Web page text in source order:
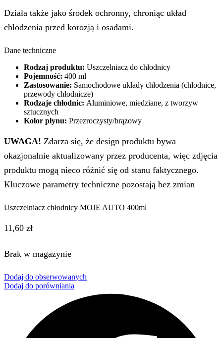
Działa także jako środek ochronny, chroniąc układ
chłodzenia przed korozją i osadami.
Dane techniczne
Rodzaj produktu: Uszczelniacz do chłodnicy
Pojemność: 400 ml
Zastosowanie: Samochodowe układy chłodzenia (chłodnice,
przewody chłodnicze)
Rodzaje chłodnic: Aluminiowe, miedziane, z tworzyw
sztucznych
Kolor płynu: Przezroczysty/brązowy
UWAGA! Zdarza się, że design produktu bywa
okazjonalnie aktualizowany przez producenta, więc zdjęcia
produktu mogą nieco różnić się od stanu faktycznego.
Kluczowe parametry techniczne pozostają bez zmian
Uszczelniacz chłodnicy MOJE AUTO 400ml
11,60 zł
Brak w magazynie
Dodaj do obserwowanych
Dodaj do porówniania